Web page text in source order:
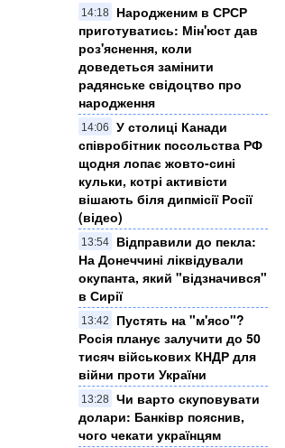
14:18
Народженим в СРСР
приготуватись: Мін'юст дав
роз'яснення, коли
доведеться замінити
радянське свідоцтво про
народження
14:06
У столиці Канади
співробітник посольства РФ
щодня лопає жовто-сині
кульки, котрі активісти
вішають біля дипмісії Росії
(відео)
13:54
Відправили до пекла:
На Донеччині ліквідували
окупанта, який "відзначився"
в Сирії
13:42
Пустять на "м'ясо"?
Росія планує залучити до 50
тисяч військових КНДР для
війни проти України
13:28 Чи варто скуповувати
долари: Банківр пояснив,
чого чекати українцям